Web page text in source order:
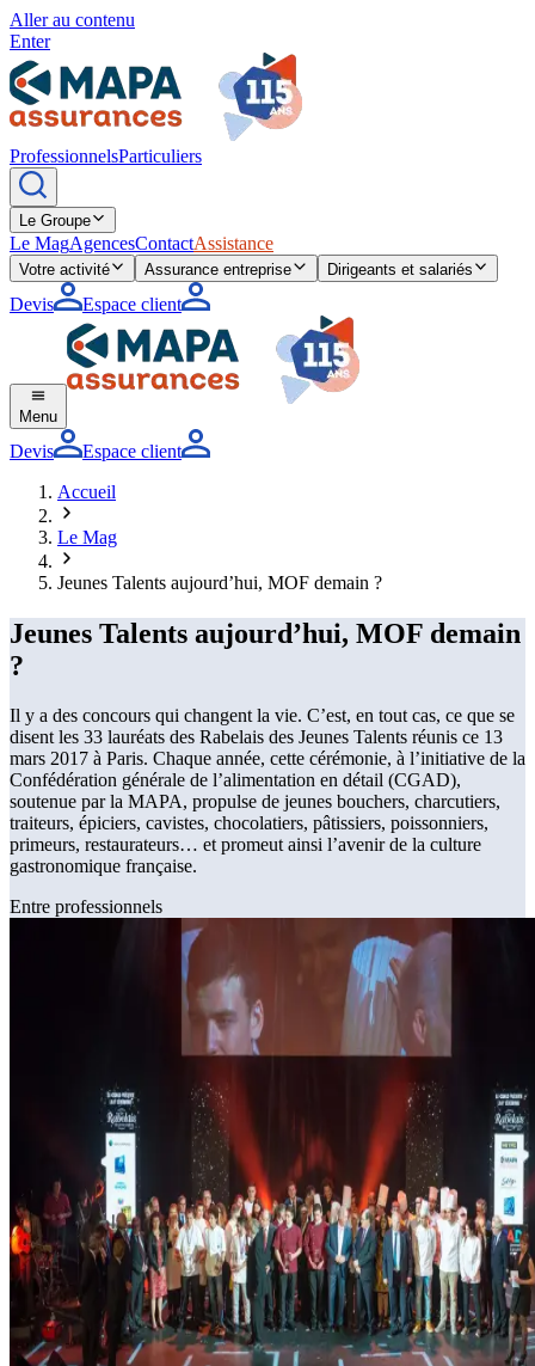
Aller au contenu
Enter
ProfessionnelsParticuliers
Le Groupe
Le MagAgencesContactAssistance
Votre activité Assurance entreprise Dirigeants et salariés
Devis Espace client
Menu
Devis
Espace client
Accueil
Le Mag
Jeunes Talents aujourd’hui, MOF demain ?
Jeunes Talents aujourd’hui, MOF demain
?
Il y a des concours qui changent la vie. C’est, en tout cas, ce que se
disent les 33 lauréats des Rabelais des Jeunes Talents réunis ce 13
mars 2017 à Paris. Chaque année, cette cérémonie, à l’initiative de la
Confédération générale de l’alimentation en détail (CGAD),
soutenue par la MAPA, propulse de jeunes bouchers, charcutiers,
traiteurs, épiciers, cavistes, chocolatiers, pâtissiers, poissonniers,
primeurs, restaurateurs… et promeut ainsi l’avenir de la culture
gastronomique française.
Entre professionnels